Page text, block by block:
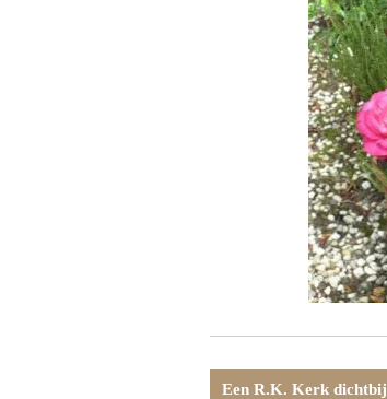
Een R.K. Kerk dichtbij